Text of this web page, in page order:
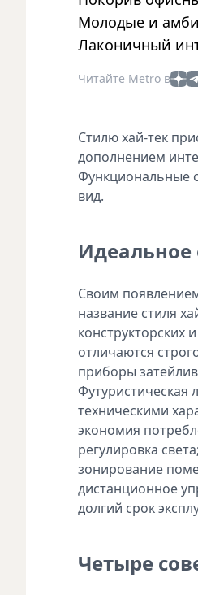
Молодые и
Лаконичный
Читайте Metro в
Стилю хай-тек
дополнением
Функциональные
вид.
Своим
название стиля
конструкторских
отличаются
приборы
техническими
экономия
регулировка света;
зонирование
дистанционное
долгий срок
Четыре